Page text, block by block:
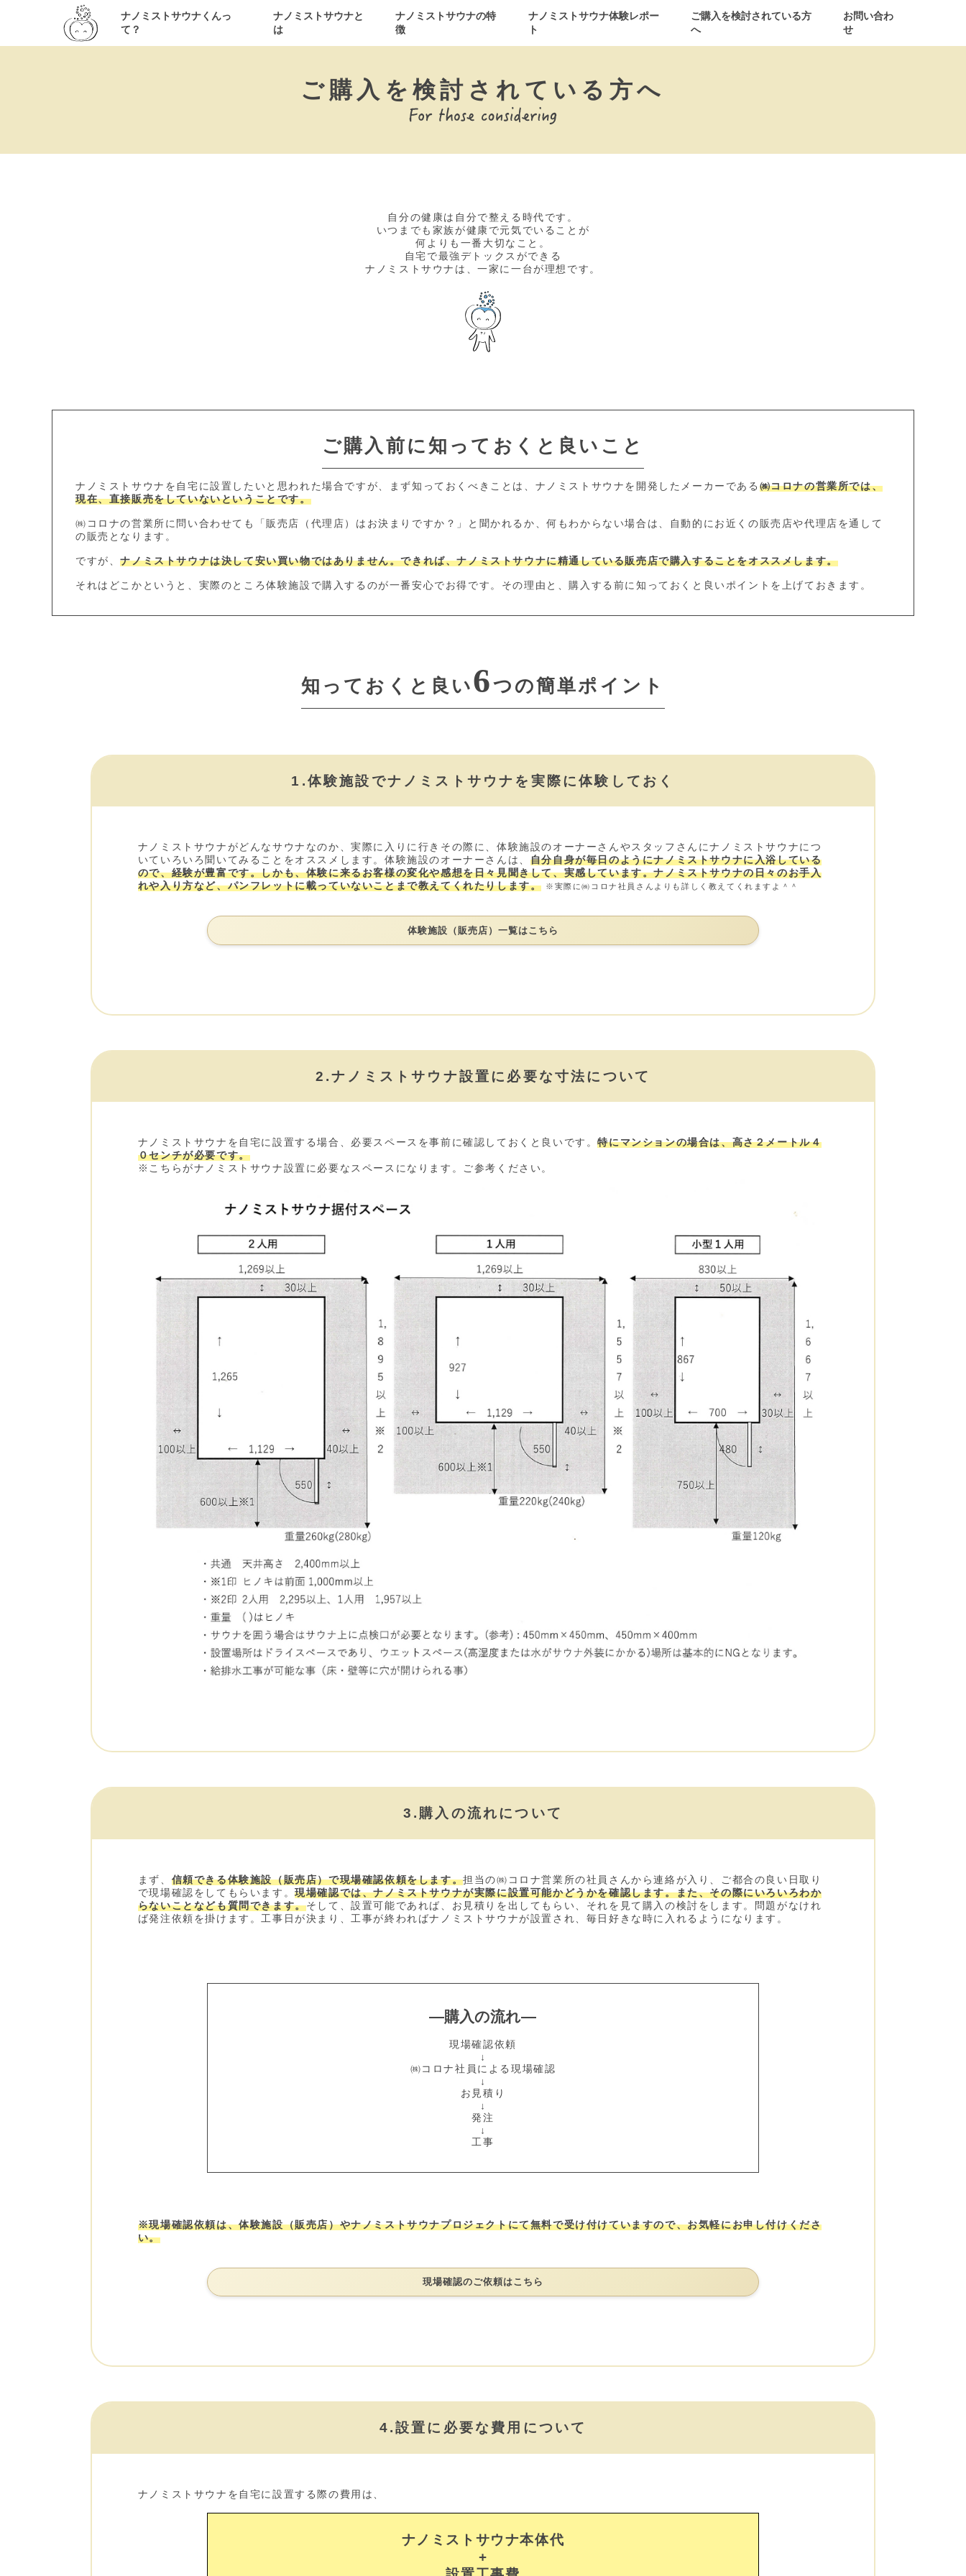
ナノミストサウナくんっ
て？
ナノミストサウナと
は
ナノミストサウナの特
徴
ナノミストサウナ体験レポー
ト
ご購入を検討されている方
へ
お問い合わ
せ
ご購入を検討されている方へ
自分の健康は自分で整える時代です。
いつまでも家族が健康で元気でいることが
何よりも一番大切なこと。
自宅で最強デトックスができる
ナノミストサウナは、一家に一台が理想です。
ご購入前に知っておくと良いこと
ナノミストサウナを自宅に設置したいと思われた場合ですが、まず知っておくべきことは、ナノミストサウナを開発したメーカーである ㈱コロナの営業所では、
現在、直接販売をしていないということです。
㈱コロナの営業所に問い合わせても「販売店（代理店）はお決まりですか？」と聞かれるか、何もわからない場合は、自動的にお近くの販売店や代理店を通して
の販売となります。
ですが、ナノミストサウナは決して安い買い物ではありません。できれば、ナノミストサウナに精通している販売店で購入することをオススメします。
それはどこかというと、実際のところ体験施設で購入するのが一番安心でお得です。その理由と、購入する前に知っておくと良いポイントを上げておきます。
知っておくと良い6つの簡単ポイント
1.体験施設でナノミストサウナを 実際に体験しておく
ナノミストサウナがどんなサウナなのか、実際に入りに行きその際に、体験施設のオーナーさんやスタッフさんにナノミストサウナにつ
いていろいろ聞いてみることをオススメします。体験施設のオーナーさんは、 自分自身が毎日のようにナノミストサウナに入浴している
ので、経験が豊富です。しかも、体験に来るお客様の変化や感想を日々見聞きして、実感しています。ナノミストサウナの日々のお手入
れや入り方など、パンフレットに載っていないことまで教えてくれたりします。 ※実際に㈱コロナ社員さんよりも詳しく教えてくれますよ＾＾
体験施設（販売店）一覧はこちら
2.ナノミストサウナ設置に必要な寸法について
ナノミストサウナを自宅に設置する場合、必要スペースを事前に確認しておくと良いです。特にマンションの場合は、高さ２メートル４
０センチが必要です。
※こちらがナノミストサウナ設置に必要なスペースになります。ご参考ください。
3.購入の流れについて
まず、 信頼できる体験施設（販売店）で現場確認依頼をします。担当の㈱コロナ営業所の社員さんから連絡が入り、ご都合の良い日取り
で現場確認をしてもらいます。現場確認では、ナノミストサウナが実際に設置可能かどうかを確認します。また、その際にいろいろわか
らないことなども質問できます。そして、設置可能であれば、お見積りを出してもらい、それを見て購入の検討をします。問題がなけれ
ば発注依頼を掛けます。工事日が決まり、工事が終わればナノミストサウナが設置され、毎日好きな時に入れるようになります。
―購入の流れ―
現場確認依頼
↓
㈱コロナ社員による現場確認
↓
お見積り
↓
発注
↓
工事
※現場確認依頼は、体験施設（販売店）やナノミストサウナプロジェクトにて無料で受け付けていますので、お気軽にお申し付けくださ
い。
現場確認のご依頼はこちら
4.設置に必要な費用について
ナノミストサウナを自宅に設置する際の費用は、
ナノミストサウナ本体代
+